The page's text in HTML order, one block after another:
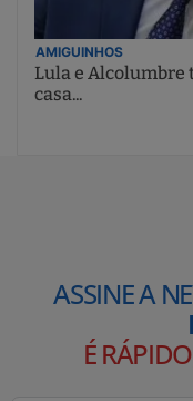
AMIGUINHOS
Lula e Alcolumbre
casa...
ASSINE A
É